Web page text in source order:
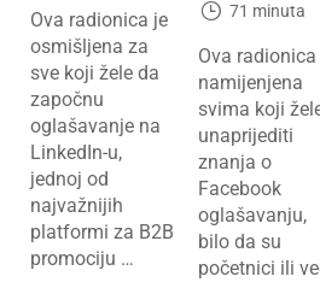
Ova radionica je
osmišljena za
sve koji žele da
započnu
oglašavanje na
LinkedIn-u,
jednoj od
najvažnijih
platformi za B2B
promociju …
71 minuta
Ova radionica
namijenjena
svima koji
unaprijediti
znanja o
Facebook
oglašavanju,
bilo da su
početnici ili